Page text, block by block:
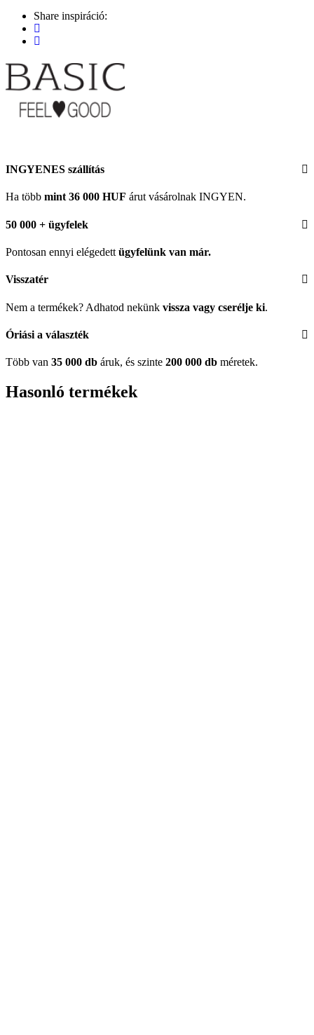
Share inspiráció:
INGYENES szállítás
Ha több mint 36 000 HUF árut vásárolnak INGYEN.
50 000 + ügyfelek
Pontosan ennyi elégedett ügyfelünk van már.
Visszatér
Nem a termékek? Adhatod nekünk vissza vagy cserélje ki.
Óriási a választék
Több van 35 000 db áruk, és szinte 200 000 db méretek.
Hasonló termékek